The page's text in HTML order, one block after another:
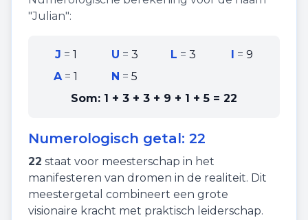
"Julian":
J = 1 U = 3 L =3 I =9
A=1 N =5
Som: 1 + 3 + 3 + 9 + 1 + 5 = 22
Numerologisch getal: 22
22 staat voor meesterschap in het
manifesteren van dromen in de realiteit. Dit
meestergetal combineert een grote
visionaire kracht met praktisch leiderschap.